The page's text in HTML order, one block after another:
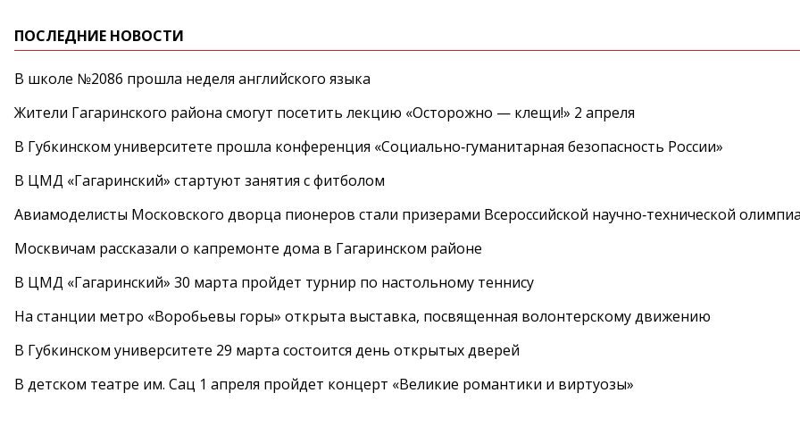
ПОСЛЕДНИЕ НОВОСТИ
В школе №2086 прошла неделя английского языка
Жители Гагаринского района смогут посетить лекцию «Осторожно — клещи!» 2 апреля
В Губкинском университете прошла конференция «Социально‑гуманитарная безопасность России»
В ЦМД «Гагаринский» стартуют занятия с фитболом
Авиамоделисты Московского дворца пионеров стали призерами Всероссийской научно‑технической
Москвичам рассказали о капремонте дома в Гагаринском районе
В ЦМД «Гагаринский» 30 марта пройдет турнир по настольному теннису
На станции метро «Воробьевы горы» открыта выставка, посвященная волонтерскому движению
В Губкинском университете 29 марта состоится день открытых дверей
В детском театре им. Сац 1 апреля пройдет концерт «Великие романтики и виртуозы»